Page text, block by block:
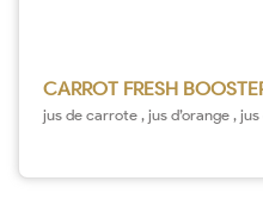
CARROT FRESH
jus de carrote , jus d’orange ,